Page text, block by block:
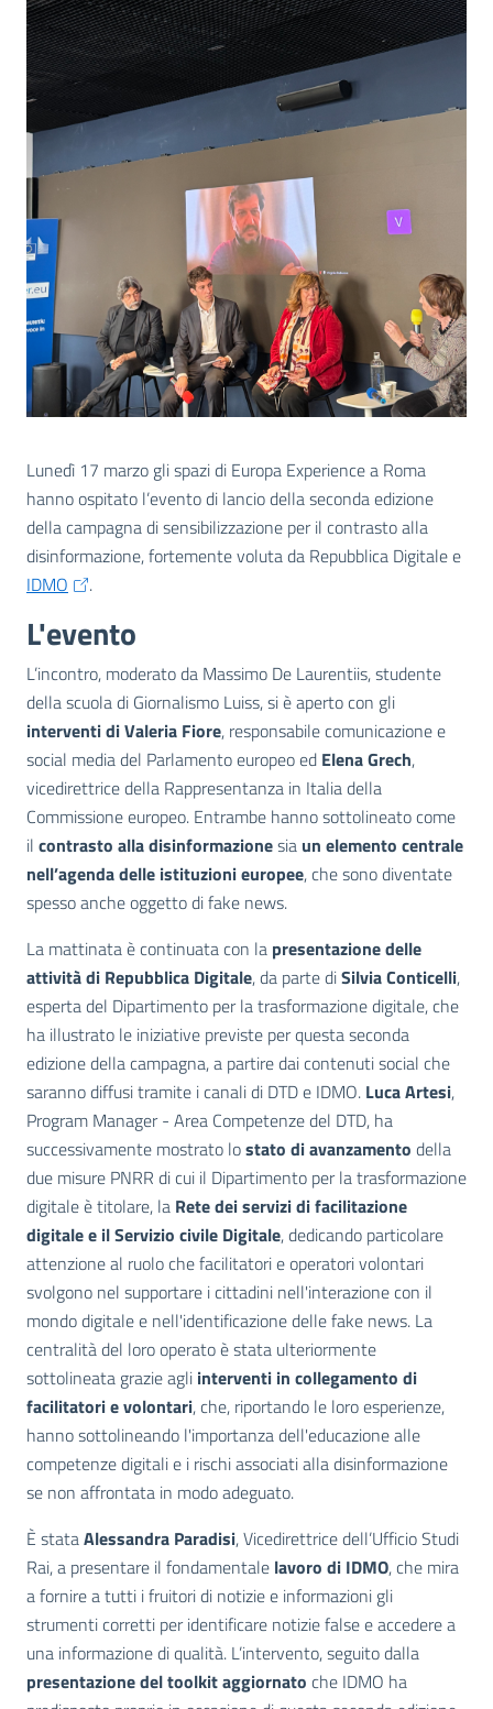
Lunedì 17 marzo gli spazi di Europa Experience a Roma
hanno ospitato l’evento di lancio della seconda edizione
della campagna di sensibilizzazione per il contrasto alla
disinformazione, fortemente voluta da Repubblica Digitale e
IDMO
.
L'evento
L’incontro, moderato da Massimo De Laurentiis, studente
della scuola di Giornalismo Luiss, si è aperto con gli
interventi di Valeria Fiore, responsabile comunicazione e
social media del Parlamento europeo ed Elena Grech,
vicedirettrice della Rappresentanza in Italia della
Commissione europeo. Entrambe hanno sottolineato come
il contrasto alla disinformazionesia un elemento centrale
nell’agenda delle istituzioni europee, che sono diventate
spesso anche oggetto di fake news.
La mattinata è continuata con la presentazione delle
attività di Repubblica Digitale, da parte diSilvia Conticelli,
esperta del Dipartimento per la trasformazione digitale, che
ha illustrato le iniziative previste per questa seconda
edizione della campagna, a partire dai contenuti social che
saranno diffusi tramite i canali di DTD e IDMO. Luca Artesi,
Program Manager - Area Competenze del DTD, ha
successivamente mostrato lostato di avanzamento della
due misure PNRR di cui il Dipartimento per la trasformazione
digitale è titolare, la Rete dei servizi di facilitazione
digitale e il Servizio civile Digitale, dedicando particolare
attenzione al ruolo che facilitatori e operatori volontari
svolgono nel supportare i cittadini nell'interazione con il
mondo digitale e nell'identificazione delle fake news. La
centralità del loro operato è stata ulteriormente
sottolineata grazie agli interventi in collegamento di
facilitatori e volontari, che, riportando le loro esperienze,
hanno sottolineando l'importanza dell'educazione alle
competenze digitali e i rischi associati alla disinformazione
se non affrontata in modo adeguato.
È stataAlessandra Paradisi, Vicedirettrice dell’Ufficio Studi
Rai, a presentare il fondamentale lavoro di IDMO, che mira
a fornire a tutti i fruitori di notizie e informazioni gli
strumenti corretti per identificare notizie false e accedere a
una informazione di qualità. L’intervento, seguito dalla
presentazione del toolkit aggiornato che IDMO ha